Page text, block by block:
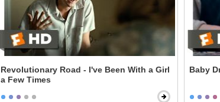
Revolutionary Road - I've Been With a Girl
a Few Times
Baby